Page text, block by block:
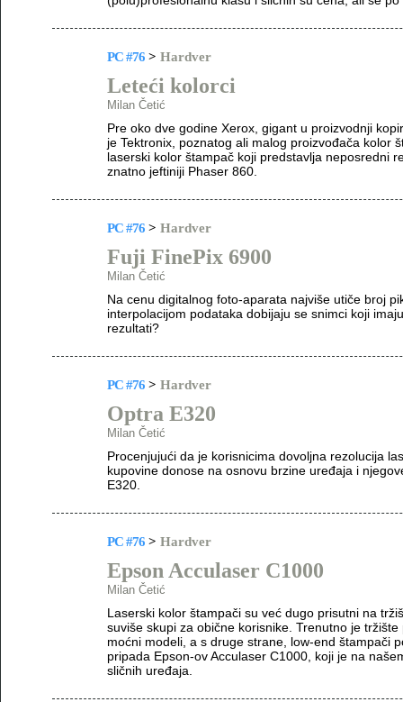
PC #76 > Hardver
Leteći kolorci
Milan Četić
Pre oko dve godine Xerox, gigant u proizvodnji
je Tektronix, poznatog ali malog proizvođača kolor
laserski kolor štampač koji predstavlja neposredni
znatno jeftiniji Phaser 860.
PC #76 > Hardver
Fuji FinePix 6900
Milan Četić
Na cenu digitalnog foto-aparata najviše utiče broj
interpolacijom podataka dobijaju se snimci koji
rezultati?
PC #76 > Hardver
Optra E320
Milan Četić
Procenjujući da je korisnicima dovoljna rezolucija
kupovine donose na osnovu brzine uređaja i
E320.
PC #76 > Hardver
Epson Acculaser C1000
Milan Četić
Laserski kolor štampači su već dugo prisutni na
suviše skupi za obične korisnike. Trenutno je
moćni modeli, a s druge strane, low-end štampači
pripada Epson-ov Acculaser C1000, koji je na
sličnih uređaja.